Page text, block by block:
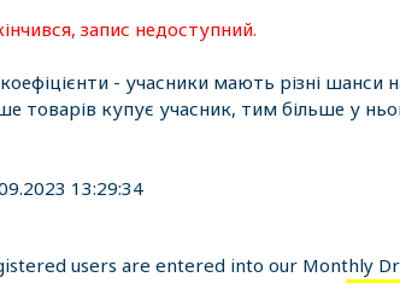
запис недоступний.
- учасники мають різні
товарів купує учасник, тим більше у
13:29:34
users are entered into our Monthly